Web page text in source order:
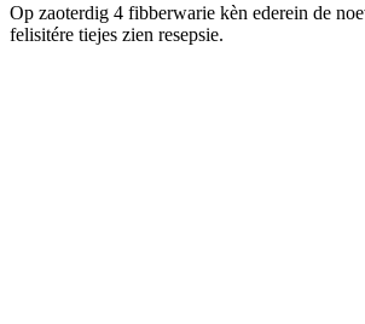
Op zaoterdig 4 fibberwarie kèn ederein de
felisitére tiejes zien resepsie.